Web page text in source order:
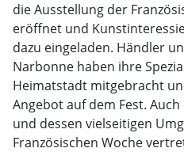
die Ausstellung der
eröffnet und
dazu eingeladen. Händler
Narbonne haben ihre
Heimatstadt mitgebracht
Angebot auf dem Fest.
und dessen vielseitigen
Französischen Woche